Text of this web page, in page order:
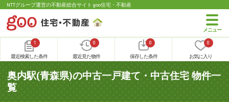
NTTグループ運営の不動産総合サイト goo住宅・不動産
1
最近検索した条件
0
最近見た物件
0
保存した条件
0
お気に入り
奥内駅(青森県)の中古一戸建て・中古住宅 物件一
覧